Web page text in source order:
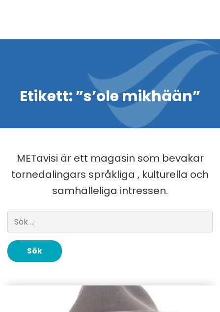
Etikett:”s’ole mikhään”
METavisi är ett magasin som bevakar
tornedalingars språkliga , kulturella och
samhälleliga intressen.
Sök efter: